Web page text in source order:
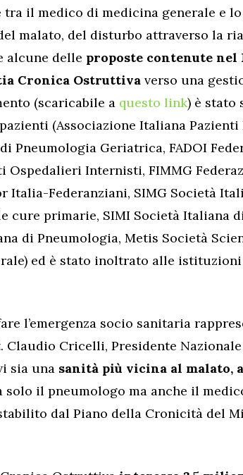
il medico di medicina generale e
malato, del disturbo attraverso la
alcune delle proposte contenute nel
Cronica Ostruttiva verso una
(scaricabile a questo link) è stato
(Associazione Italiana Pazienti
Pneumologia Geriatrica, FADOI
Ospedalieri Internisti, FIMMG
Italia-Federanziani, SIMG Società
cure primarie, SIMI Società Italiana
di Pneumologia, Metis Società
ed è stato inoltrato alle
l’emergenza socio sanitaria
Cricelli, Presidente Nazionale
sia una sanità più vicina al malato,
solo il pneumologo ma anche il
dal Piano della Cronicità del